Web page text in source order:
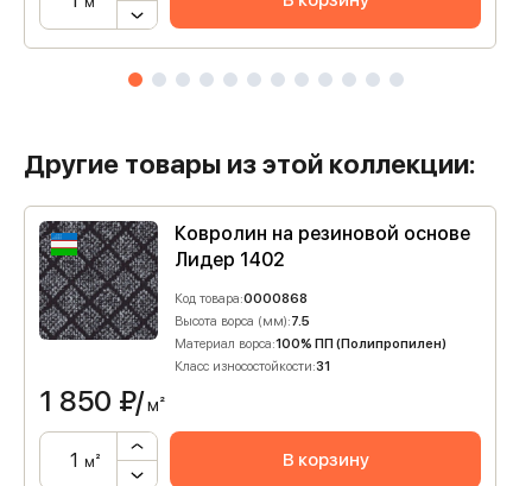
Другие товары из этой коллекции:
Ковролин на резиновой основе
Лидер 1402
Код товара:0000868
Высота ворса (мм):7.5
Материал ворса:100% ПП (Полипропилен)
Класс износостойкости:31
1 850 ₽/м²
м² В корзину